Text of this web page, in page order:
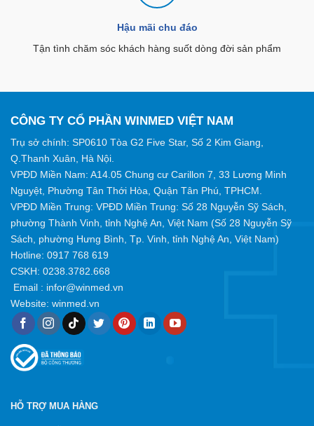
Hậu mãi chu đáo
Tận tình chăm sóc khách hàng suốt dòng đời sản phẩm
CÔNG TY CỔ PHẦN WINMED VIỆT NAM
Trụ sở chính: SP0610 Tòa G2 Five Star, Số 2 Kim Giang,
Q.Thanh Xuân, Hà Nội.
VPĐD Miền Nam: A14.05 Chung cư Carillon 7, 33 Lương Minh
Nguyệt, Phường Tân Thới Hòa, Quận Tân Phú, TPHCM.
VPĐD Miền Trung: VPĐD Miền Trung: Số 28 Nguyễn Sỹ Sách,
phường Thành Vinh, tỉnh Nghệ An, Việt Nam (Số 28 Nguyễn Sỹ
Sách, phường Hưng Bình, Tp. Vinh, tỉnh Nghệ An, Việt Nam)
Hotline: 0917 768 619
CSKH: 0238.3782.668
Email : infor@winmed.vn
Website: winmed.vn
HỖ TRỢ MUA HÀNG